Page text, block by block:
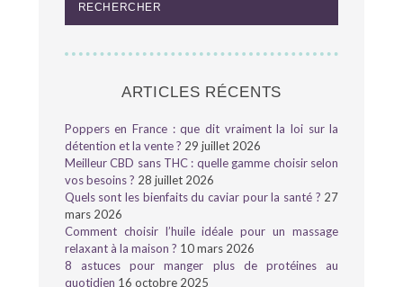
ARTICLES RÉCENTS
Poppers en France : que dit vraiment la loi sur la
détention et la vente ? 29 juillet 2026
Meilleur CBD sans THC : quelle gamme choisir selon
vos besoins ? 28 juillet 2026
Quels sont les bienfaits du caviar pour la santé ? 27
mars 2026
Comment choisir l’huile idéale pour un massage
relaxant à la maison ? 10 mars 2026
8 astuces pour manger plus de protéines au
quotidien 16 octobre 2025